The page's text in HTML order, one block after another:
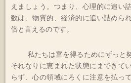
えましょう。つまり、心理的に追い
数は、物質的、経済的に追い詰めら
倍と言えるのです。
私たちは富を得るためにずっと
それなりに恵まれた状態にまできて
らず、心の領域にろくに注意を払っ